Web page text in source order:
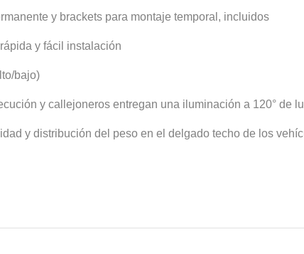
y brackets para montaje temporal, incluidos
y fácil instalación
bajo)
y callejoneros entregan una iluminación a 120° de
y distribución del peso en el delgado techo de los